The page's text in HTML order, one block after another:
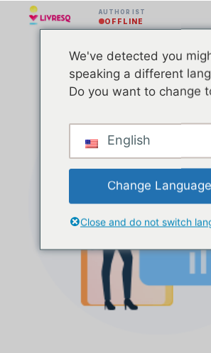
AUTHOR IST
OFFLINE
Kurs - Grundlagen der
We've detected you
speaking a different
Do you want to change
English
Change Language
Close and do not switch